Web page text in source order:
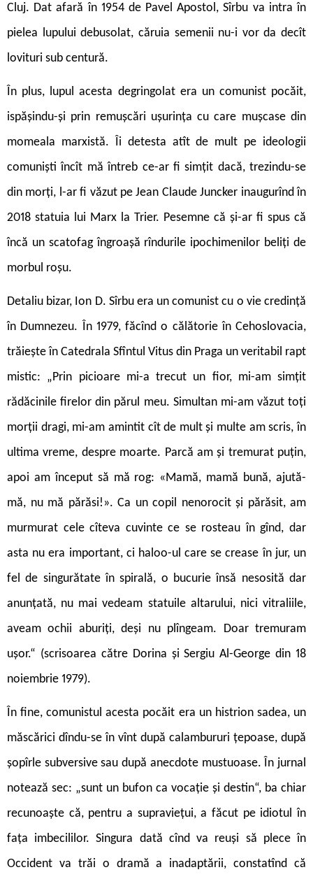
Cluj. Dat afară în 1954 de Pavel Apostol, Sîrbu va intra în
pielea lupului debusolat, căruia semenii nu-i vor da decît
lovituri sub centură.
În plus, lupul acesta degringolat era un comunist pocăit,
ispășindu-și prin remușcări ușurința cu care mușcase din
momeala marxistă. Îi detesta atît de mult pe ideologii
comuniști încît mă întreb ce-ar fi simțit dacă, trezindu-se
din morți, l-ar fi văzut pe Jean Claude Juncker inaugurîndîn
2018 statuia lui Marx la Trier. Pesemne că și-ar fi spus că
încă un scatofag îngroașă rîndurile ipochimenilor beliți de
morbul roșu.
Detaliu bizar, Ion D. Sîrbu era un comunist cu o vie credință
în Dumnezeu. În 1979, făcînd o călătorie în Cehoslovacia,
trăiește în Catedrala Sfîntul Vitus din Praga un veritabil rapt
mistic: „Prin picioare mi-a trecut un fior, mi-am simțit
rădăcinile firelor din părul meu. Simultan mi-am văzut toți
morții dragi, mi-am amintit cît de mult și multe am scris, în
ultima vreme, despre moarte. Parcă am și tremurat puțin,
apoi am început să mă rog: «Mamă, mamă bună, ajută-
mă, nu mă părăsi!». Ca un copil nenorocit și părăsit, am
murmurat cele cîteva cuvinte ce se rosteau în gînd, dar
asta nu era important, ci haloo-ul care se crease în jur, un
fel de singurătate în spirală, o bucurie însă nesosită dar
anunțată, nu mai vedeam statuile altarului, nici vitraliile,
aveam ochii aburiți, deși nu plîngeam. Doar tremuram
ușor.“ (scrisoarea către Dorina și Sergiu Al-George din 18
noiembrie 1979).
În fine, comunistul acesta pocăit era un histrion sadea, un
măscărici dîndu-se în vînt după calambururi țepoase, după
șopîrle subversive sau după anecdote mustuoase. În jurnal
notează sec: „sunt un bufon ca vocație și destin“, ba chiar
recunoaște că, pentru a supraviețui, a făcut pe idiotul în
fața imbecililor. Singura dată cînd va reuși să plece în
Occident va trăi o dramă a inadaptării, constatînd că